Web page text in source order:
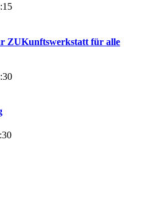
ZUKunftswerkstatt für alle